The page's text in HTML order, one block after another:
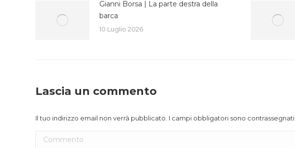
Gianni Borsa | La parte destra della
barca
10 Luglio 2026
Lascia un commento
Il tuo indirizzo email non verrà pubblicato. I campi obbligatori sono contrassegnati
Commento